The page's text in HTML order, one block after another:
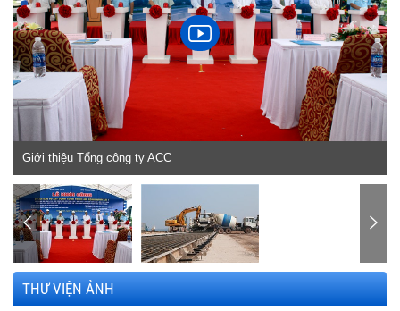
Giới thiệu Tổng công ty ACC
THƯ VIỆN ẢNH